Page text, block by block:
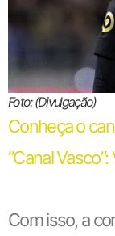
Foto: (Divulgação)
Conheça o
”Canal
Com isso, a